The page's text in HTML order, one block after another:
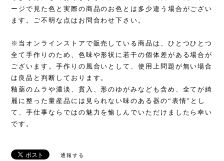
ージで見た色と実際の商品のお色とは多少違う場合がござい
ます。ご不明な点はお問合わせ下さい。
※当オンラインストアで販売している商品は、ひとつひとつ
全て手作りのため、色味や形状に若干の個体差がある場合が
ございます。手作りの風合いとして、使用上問題が無い場合
は良品と判断しております。
釉薬のムラや濃淡、貫入、形のゆがみなども含め、全てが綺
麗に整った量産品には見られない味のある器の“表情”とし
て、手仕事ならではの魅力を愉しんでいただけましたら幸い
です。
通報する